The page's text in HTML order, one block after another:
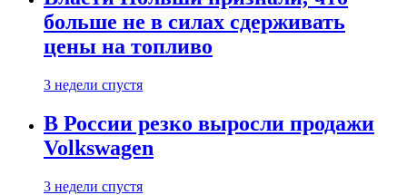
больше не в силах сдерживать
цены на топливо
3 недели спустя
В России резко выросли продажи
Volkswagen
3 недели спустя